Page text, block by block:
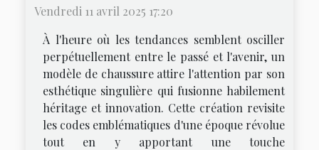
Vendredi 11 avril 2025 17:20
À l'heure où les tendances semblent osciller
perpétuellement entre le passé et l'avenir, un
modèle de chaussure attire l'attention par son
esthétique singulière qui fusionne habilement
héritage et innovation. Cette création revisite
les codes emblématiques d'une époque révolue
tout en y apportant une touche